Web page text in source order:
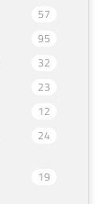
57
95
32
23
12
24
19